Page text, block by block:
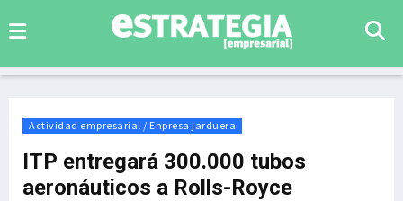
Actividad empresarial / Enpresa jarduera
ITP entregará 300.000 tubos
aeronáuticos a Rolls-Royce